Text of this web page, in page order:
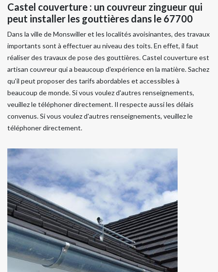
Castel couverture : un couvreur zingueur qui
peut installer les gouttières dans le 67700
Dans la ville de Monswiller et les localités avoisinantes, des travaux
importants sont à effectuer au niveau des toits. En effet, il faut
réaliser des travaux de pose des gouttières. Castel couverture est
artisan couvreur qui a beaucoup d'expérience en la matière. Sachez
qu'il peut proposer des tarifs abordables et accessibles à
beaucoup de monde. Si vous voulez d'autres renseignements,
veuillez le téléphoner directement. Il respecte aussi les délais
convenus. Si vous voulez d'autres renseignements, veuillez le
téléphoner directement.